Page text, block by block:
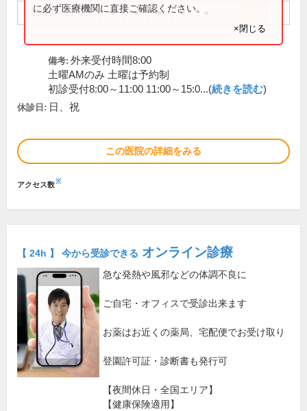
13:00～17:00 ● ● ● ●
に必ず医療機関に直接ご確認ください。
×閉じる
備考: 外来受付時間8:00
土曜AMのみ 土曜は予約制
初診受付8:00～11:00 11:00～15:0...(続きを読む)
休診日: 日、祝
この医院の詳細をみる
アクセス数※
【 24h 】 今から受診できる オンライン診療
急な発熱や風邪などの体調不良に
ご自宅・オフィスで受診出来ます
お薬はお近くの薬局、宅配便でお受け取り
登園許可証・診断書も発行可
【夜間休日・全国エリア】
【健康保険適用】